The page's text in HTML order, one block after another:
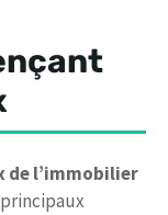
de l’immobilier